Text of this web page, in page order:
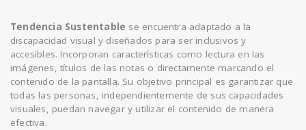
Tendencia Sustentable se encuentra adaptado a la
discapacidad visual y diseñados para ser inclusivos y
accesibles. Incorporan características como lectura en las
imágenes, títulos de las notas o directamente marcando el
contenido de la pantalla. Su objetivo principal es garantizar que
todas las personas, independientemente de sus capacidades
visuales, puedan navegar y utilizar el contenido de manera
efectiva.